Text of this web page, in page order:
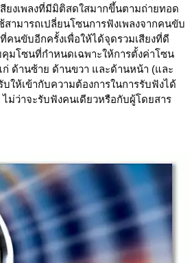
ยงเพลงที่มีมิติสดใสมากขึ้นตามถ่ายทอด
ามารถเปลี่ยนโซนการฟังเพลงจากคนขับ
นขับอีกครั้งเพื่อให้ได้จุดรวมเสียงที่ดี
มโซนที่กำหนดเฉพาะให้การตั้งค่าโซน
ด้านซ้าย ด้านขวา และด้านหน้า (และ
ให้เข้ากับความต้องการในการรับฟังได้
ไม่ว่าจะรับฟังคนเดียวหรือกับผู้โดยสาร